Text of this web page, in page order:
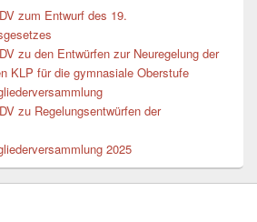
zum Entwurf des 19.
zu den Entwürfen zur Neuregelung der
KLP für die gymnasiale Oberstufe
zu Regelungsentwürfen der
2025